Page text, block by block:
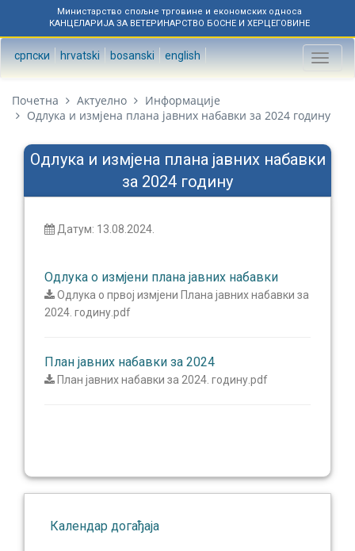
Министарство спољне трговине и економских односа
КАНЦЕЛАРИЈА ЗА ВЕТЕРИНАРСТВО БОСНЕ И ХЕРЦЕГОВИНЕ
српски hrvatski bosanski english
Toggle
Почетна Актуелно
Информације
Одлука и измјена плана јавних набавки за 2024 годину
Одлука и измјена плана јавних набавки
за 2024 годину
Датум: 13.08.2024.
Одлука о измјени плана јавних набавки
Одлука о првој измјени Плана јавних набавки за
2024. годину.pdf
План јавних набавки за 2024
План јавних набавки за 2024. годину.pdf
Календар догађаја